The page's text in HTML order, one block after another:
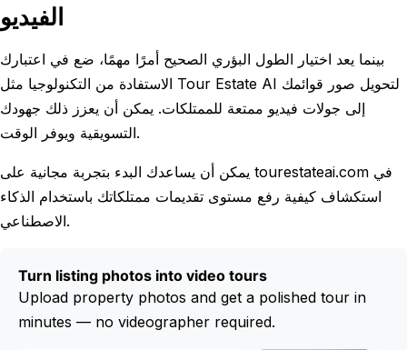
الفيديو
بينما يعد اختيار الطول البؤري الصحيح أمرًا مهمًا، ضع في اعتبارك
الاستفادة من التكنولوجيا مثل Tour Estate AI لتحويل صور قوائمك
إلى جولات فيديو ممتعة للممتلكات. يمكن أن يعزز ذلك جهودك
التسويقية ويوفر الوقت.
يمكن أن يساعدك البدء بتجربة مجانية على tourestateai.com في
استكشاف كيفية رفع مستوى تقديمات ممتلكاتك باستخدام الذكاء
الاصطناعي.
Turn listing photos into video tours
Upload property photos and get a polished tour in
minutes — no videographer required.